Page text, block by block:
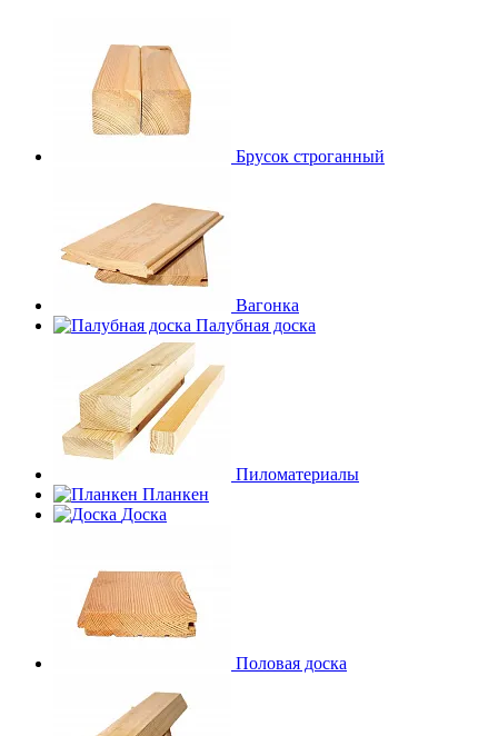
Брусок строганный
Вагонка
Палубная доска
Пиломатериалы
Планкен
Доска
Половая доска